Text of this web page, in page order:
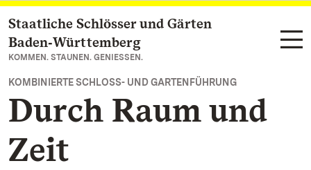
Zum Hauptinhalt springen
Staatliche Schlösser und Gärten
Baden‑Württemberg
KOMMEN. STAUNEN. GENIESSEN.
KOMBINIERTE SCHLOSS- UND GARTENFÜHRUNG
Durch Raum und
Zeit